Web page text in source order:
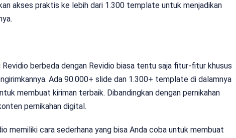
akses praktis ke lebih dari 1.300 template untuk menjadikan
berbeda dengan Revidio biasa tentu saja fitur-fitur khusus
Ada 90.000+ slide dan 1.300+ template di dalamnya
membuat kiriman terbaik. Dibandingkan dengan pernikahan
pernikahan digital.
memiliki cara sederhana yang bisa Anda coba untuk membuat